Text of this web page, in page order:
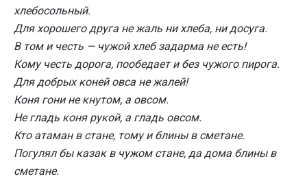
хлебосольный.
Для хорошего друга не жаль ни хлеба, ни досуга.
В том и честь — чужой хлеб задарма не есть!
Кому честь дорога, пообедает и без чужого пирога.
Для добрых коней овса не жалей!
Коня гони не кнутом, а овсом.
Не гладь коня рукой, а гладь овсом.
Кто атаман в стане, тому и блины в сметане.
Погулял бы казак в чужом стане, да дома блины в
сметане.